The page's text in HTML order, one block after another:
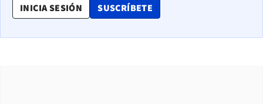
INICIA SESIÓN SUSCRÍBETE
OPENS IN NEW WINDOW